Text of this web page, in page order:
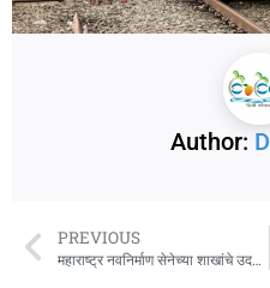
Author:
PREVIOUS
महाराष्ट्र नवनिर्माण सेनेच्या शाखांचे उदघाटन